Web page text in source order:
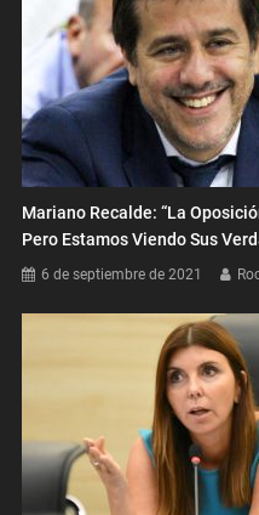
Mariano Recalde: “La
Pero Estamos Viendo Sus
6 de septiembre de 2021